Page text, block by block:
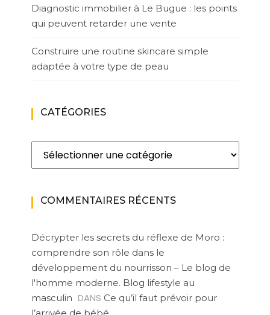
Diagnostic immobilier à Le Bugue : les points
qui peuvent retarder une vente
Construire une routine skincare simple
adaptée à votre type de peau
CATÉGORIES
Catégories
COMMENTAIRES RÉCENTS
Décrypter les secrets du réflexe de Moro :
comprendre son rôle dans le
développement du nourrisson – Le blog de
l'homme moderne. Blog lifestyle au
masculin DANS Ce qu’il faut prévoir pour
l’arrivée de bébé